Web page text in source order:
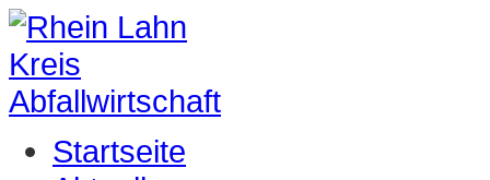
Startseite